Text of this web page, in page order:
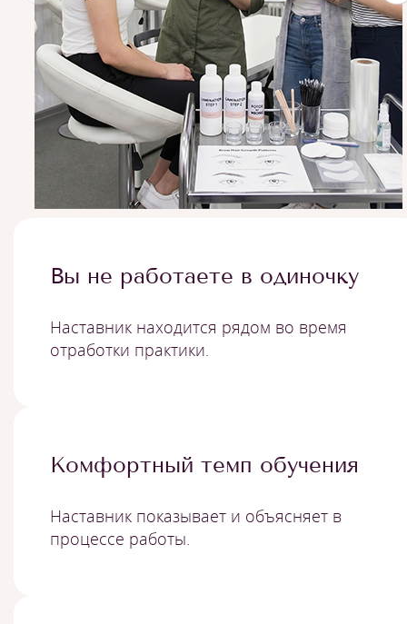
Вы не работаете в одиночку
Наставник находится рядом во время
отработки практики.
Комфортный темп обучения
Наставник показывает и объясняет в
процессе работы.